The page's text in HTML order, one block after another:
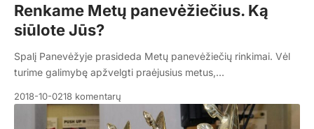
Renkame Metų panevėžiečius. Ką
siūlote Jūs?
Spalį Panevėžyje prasideda Metų panevėžiečių rinkimai. Vėl
turime galimybę apžvelgti praėjusius metus,…
2018-10-0218 komentarų